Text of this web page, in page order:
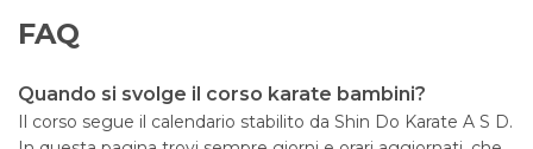
FAQ
Quando si svolge il corso karate bambini?
Il corso segue il calendario stabilito da Shin Do Karate A S D.